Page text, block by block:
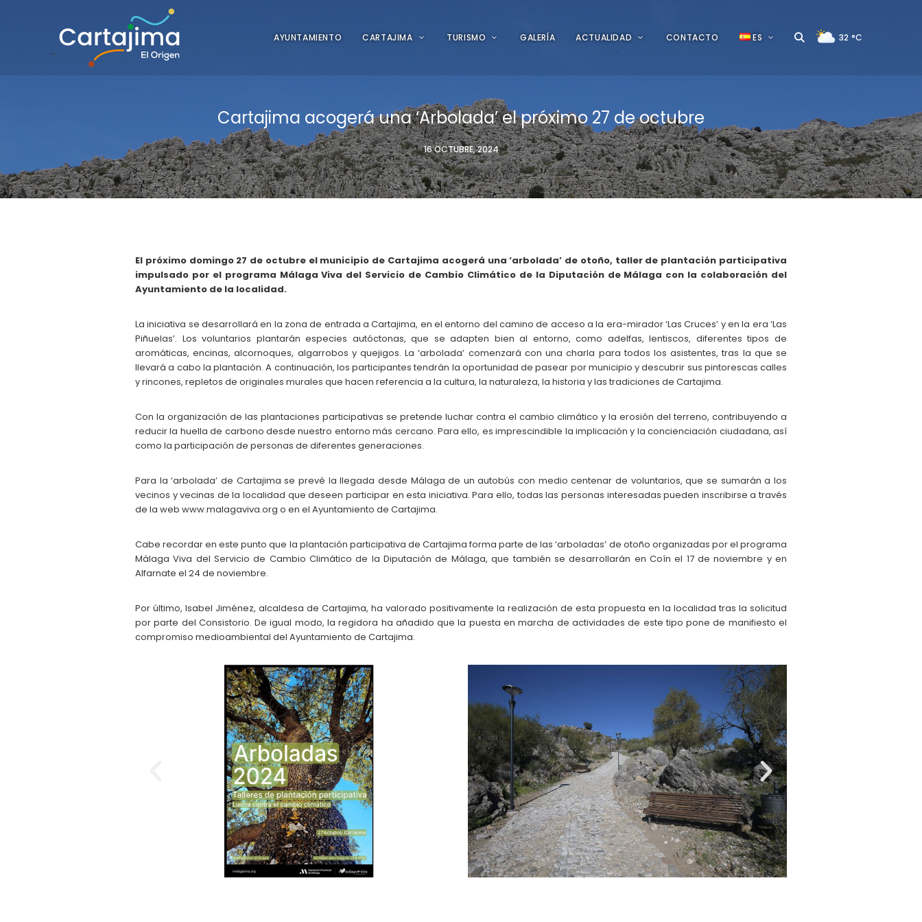
AYUNTAMIENTO CARTAJIMA TURISMO GALERÍA ACTUALIDAD CONTACTO ES 32 °C
Cartajima acogerá una ‘Arbolada’ el próximo 27 de octubre
16 OCTUBRE, 2024
El próximo domingo 27 de octubre el municipio de Cartajima acogerá una ‘arbolada’ de otoño, taller de plantación participativa
impulsado por el programa Málaga Viva del Servicio de Cambio Climático de la Diputación de Málaga con la colaboración del
Ayuntamiento de la localidad.
La iniciativa se desarrollará en la zona de entrada a Cartajima, en el entorno del camino de acceso a la era-mirador ‘Las Cruces’ y en la era ‘Las
Piñuelas’. Los voluntarios plantarán especies autóctonas, que se adapten bien al entorno, como adelfas, lentiscos, diferentes tipos de
aromáticas, encinas, alcornoques, algarrobos y quejigos. La ‘arbolada’ comenzará con una charla para todos los asistentes, tras la que se
llevará a cabo la plantación. A continuación, los participantes tendrán la oportunidad de pasear por municipio y descubrir sus pintorescas calles
y rincones, repletos de originales murales que hacen referencia a la cultura, la naturaleza, la historia y las tradiciones de Cartajima.
Con la organización de las plantaciones participativas se pretende luchar contra el cambio climático y la erosión del terreno, contribuyendo a
reducir la huella de carbono desde nuestro entorno más cercano. Para ello, es imprescindible la implicación y la concienciación ciudadana, así
como la participación de personas de diferentes generaciones.
Para la ‘arbolada’ de Cartajima se prevé la llegada desde Málaga de un autobús con medio centenar de voluntarios, que se sumarán a los
vecinos y vecinas de la localidad que deseen participar en esta iniciativa. Para ello, todas las personas interesadas pueden inscribirse a través
de la web www.malagaviva.org o en el Ayuntamiento de Cartajima.
Cabe recordar en este punto que la plantación participativa de Cartajima forma parte de las ‘arboladas’ de otoño organizadas por el programa
Málaga Viva del Servicio de Cambio Climático de la Diputación de Málaga, que también se desarrollarán en Coín el 17 de noviembre y en
Alfarnate el 24 de noviembre.
Por último, Isabel Jiménez, alcaldesa de Cartajima, ha valorado positivamente la realización de esta propuesta en la localidad tras la solicitud
por parte del Consistorio. De igual modo, la regidora ha añadido que la puesta en marcha de actividades de este tipo pone de manifiesto el
compromiso medioambiental del Ayuntamiento de Cartajima.